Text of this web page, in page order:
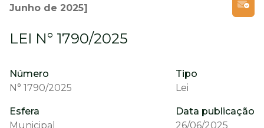
Junho de 2025]
LEI N° 1790/2025
Número
N° 1790/2025
Tipo
Lei
Esfera
Municipal
Data publicação
26/06/2025